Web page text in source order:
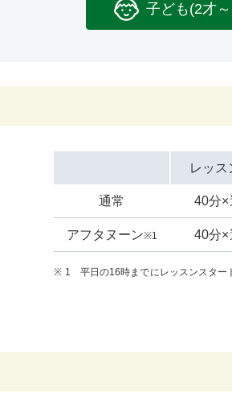
子ども(2才
レッス
通常 40分×
アフタヌーン※1 40分×
1 平日の16時までにレッスンスター